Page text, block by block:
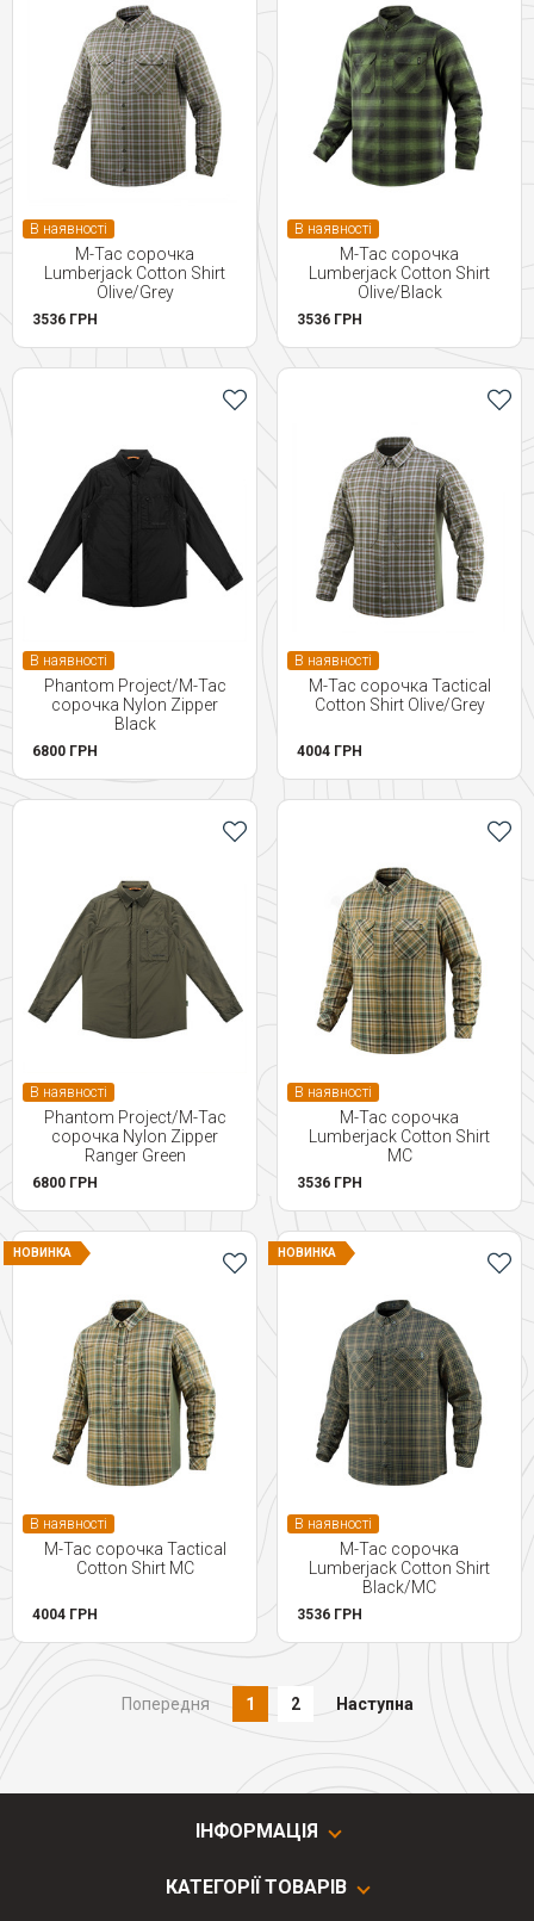
В наявності
M-Tac сорочка
Lumberjack Cotton Shirt
Olive/Grey
3536 ГРН
В наявності
M-Tac сорочка
Lumberjack Cotton Shirt
Olive/Black
3536 ГРН
В наявності
Phantom Project/M-Tac
сорочка Nylon Zipper
Black
6800 ГРН
В наявності
M-Tac сорочка Tactical
Cotton Shirt Olive/Grey
4004 ГРН
В наявності
Phantom Project/M-Tac
сорочка Nylon Zipper
Ranger Green
6800 ГРН
В наявності
M-Tac сорочка
Lumberjack Cotton Shirt
МС
3536 ГРН
НОВИНКА
В наявності
M-Tac сорочка Tactical
Cotton Shirt MC
4004 ГРН
НОВИНКА
В наявності
M-Tac сорочка
Lumberjack Cotton Shirt
Black/МС
3536 ГРН
Попередня 1 2 Наступна
ІНФОРМАЦІЯ
КАТЕГОРІЇ ТОВАРІВ